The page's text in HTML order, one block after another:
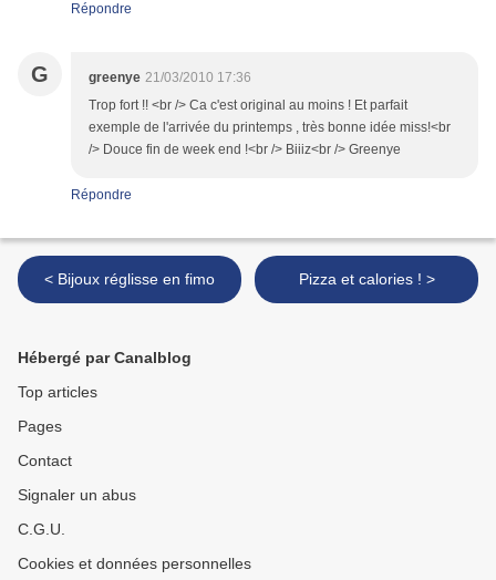
Répondre
G greenye 21/03/2010 17:36
Trop fort !! <br /> Ca c'est original au moins ! Et parfait
exemple de l'arrivée du printemps , très bonne idée miss!<br
/> Douce fin de week end !<br /> Biiiz<br /> Greenye
Répondre
< Bijoux réglisse en fimo Pizza et calories ! >
Hébergé par Canalblog
Top articles
Pages
Contact
Signaler un abus
C.G.U.
Cookies et données personnelles